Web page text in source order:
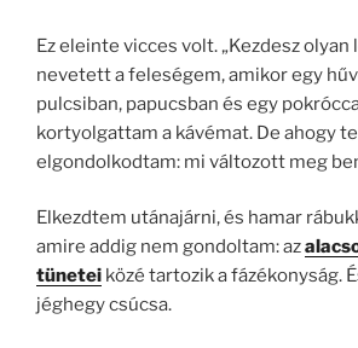
Ez eleinte vicces volt. „Kezdesz olyan
nevetett a feleségem, amikor egy
pulcsiban, papucsban és egy
kortyolgattam a kávémat. De ahogy
elgondolkodtam: mi változott meg
Elkezdtem utánajárni, és hamar
amire addig nem gondoltam: az
tünetei közé tartozik a fázékonyság.
jéghegy csúcsa.